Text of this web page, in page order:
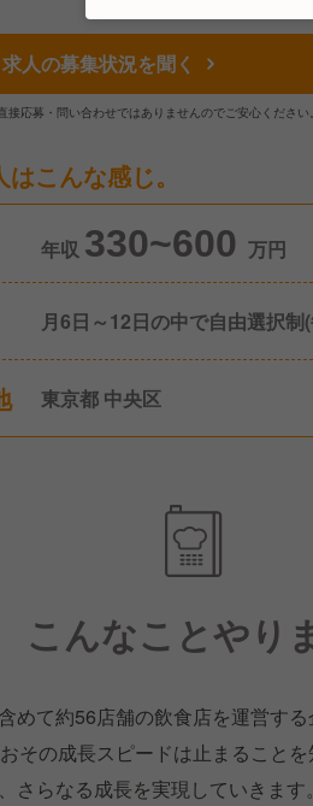
求人の募集状況を聞く
接応募・問い合わせではありませんのでご安心ください。
こんな感じ。
年収 330~600 万円
月6日～12日の中で自由選択制
東京都 中央区
こんなことやり
めて約56店舗の飲食店を運営する
その成長スピードは止まることを
さらなる成長を実現していきます。